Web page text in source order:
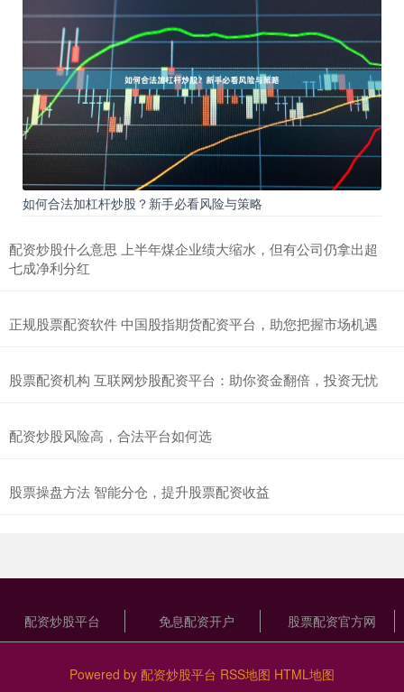
如何合法加杠杆炒股？新手必看风险与策略
配资炒股什么意思 上半年煤企业绩大缩水，但有公司仍拿出超
七成净利分红
正规股票配资软件 中国股指期货配资平台，助您把握市场机遇
股票配资机构 互联网炒股配资平台：助你资金翻倍，投资无忧
配资炒股风险高，合法平台如何选
股票操盘方法 智能分仓，提升股票配资收益
配资炒股平台 免息配资开户 股票配资官方网
Powered by 配资炒股平台 RSS地图 HTML地图